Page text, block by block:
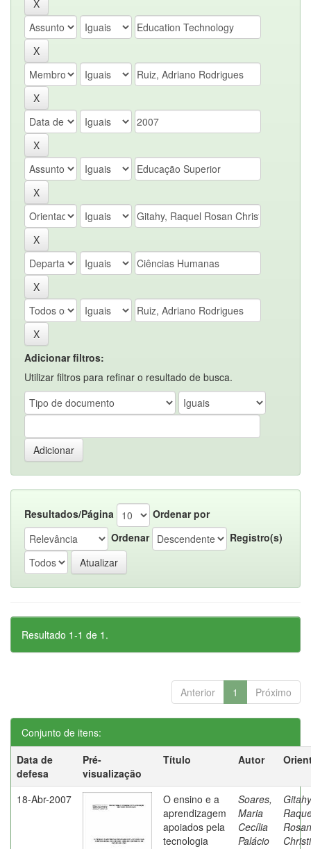
Adicionar filtros:
Utilizar filtros para refinar o resultado de busca.
Resultados/Página
Ordenar por
Ordenar
Registro(s)
Resultado 1-1 de 1.
Anterior 1 Próximo
Conjunto de itens:
Data de
defesa
Pré-
visualização
Título Autor
18-Abr-2007
O ensino e a
aprendizagem
apoiados pela
tecnologia
Soares,
Maria
Cecília
Palácio
Rosan